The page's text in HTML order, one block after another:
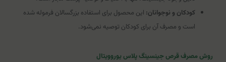
کودکان و نوجوانان: این محصول برای استفاده بزرگسالان فرموله شده
است و مصرف آن برای کودکان توصیه نمی‌شود.
روش مصرف قرص جینسینگ پلاس یوروویتال